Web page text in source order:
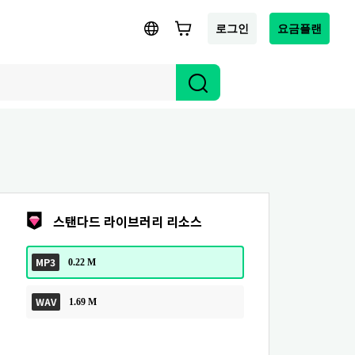
로그인 요금플랜
스탠다드 라이브러리 리소스
MP3 0.22 M
WAV 1.69 M